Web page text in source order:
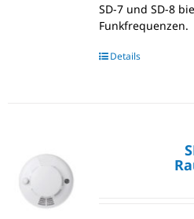
SD-7 und SD-8
Funkfrequenzen.
Details